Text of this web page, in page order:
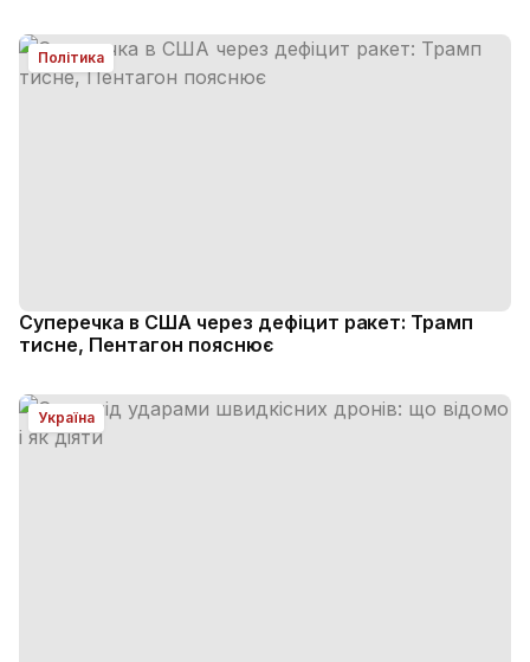
Політика
Суперечка в США через дефіцит ракет: Трамп
тисне, Пентагон пояснює
Україна